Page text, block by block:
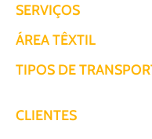
SERVIÇOS
ÁREA TÊXTIL
TIPOS DE
CLIENTES